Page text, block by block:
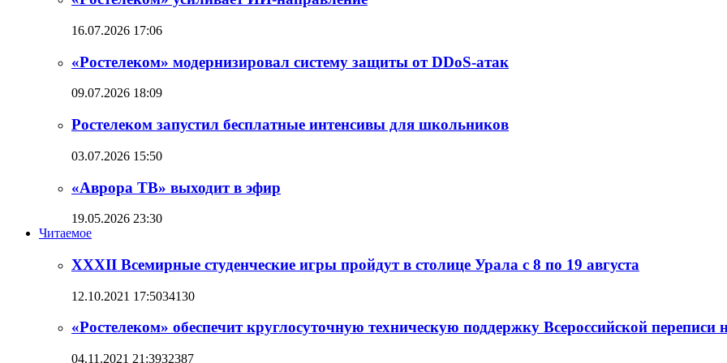
16.07.2026 17:06
«Ростелеком» модернизировал систему защиты от DDoS-атак
09.07.2026 18:09
Ростелеком запустил бесплатные интенсивы для школьников
03.07.2026 15:50
«Аврора ТВ» выходит в эфир
19.05.2026 23:30
Читаемое
XXXII Всемирные студенческие игры пройдут в столице Урала с 8 по 19 августа
12.10.2021 17:5034130
«Ростелеком» обеспечит круглосуточную техническую поддержку Всероссийской переписи
04.11.2021 21:3932387